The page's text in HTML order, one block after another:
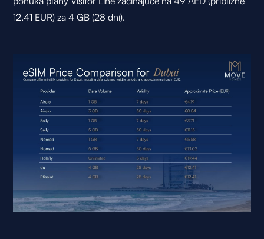
12,41 EUR) za 4 GB (28 dní).